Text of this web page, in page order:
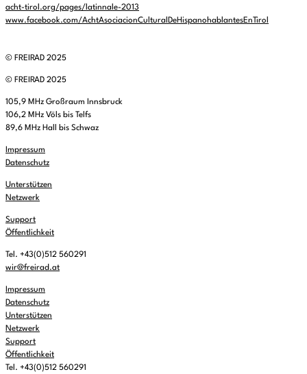
acht-tirol.org/pages/latinnale-2013
www.facebook.com/AchtAsociacionCulturalDeHispanohablantesEnTirol
© FREIRAD 2025
© FREIRAD 2025
105,9 MHz Großraum Innsbruck
106,2 MHz Völs bis Telfs
89,6 MHz Hall bis Schwaz
Impressum
Datenschutz
Unterstützen
Netzwerk
Support
Öffentlichkeit
Tel. +43(0)512 560291
wir@freirad.at
Impressum
Datenschutz
Unterstützen
Netzwerk
Support
Öffentlichkeit
Tel. +43(0)512 560291